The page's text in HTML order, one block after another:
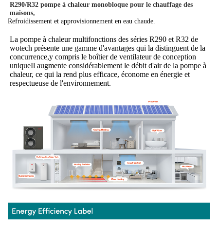
R290/R32 pompe à chaleur monobloque pour le chauffage des
maisons,
Refroidissement et approvisionnement en eau chaude.
La pompe à chaleur multifonctions des séries R290 et R32 de
wotech présente une gamme d'avantages qui la distinguent de la
concurrence,y compris le boîtier de ventilateur de conception
uniqueIl augmente considérablement le débit d'air de la pompe à
chaleur, ce qui la rend plus efficace, économe en énergie et
respectueuse de l'environnement.